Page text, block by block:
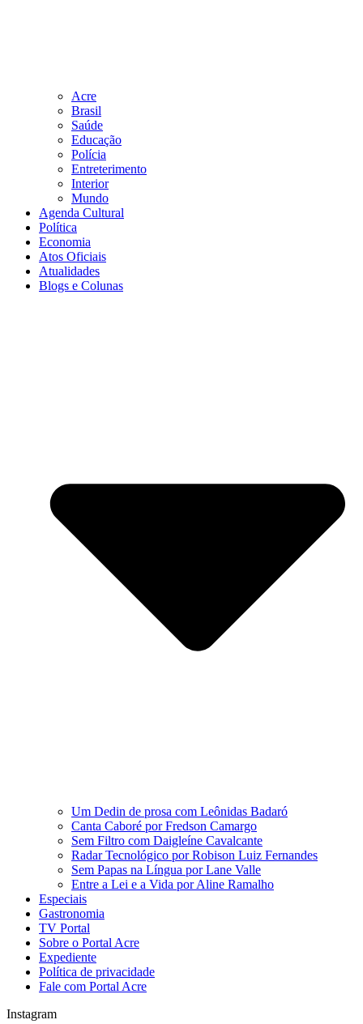
Acre
Brasil
Saúde
Educação
Polícia
Entreterimento
Interior
Mundo
Agenda Cultural
Política
Economia
Atos Oficiais
Atualidades
Blogs e Colunas
Um Dedin de prosa com Leônidas Badaró
Canta Caboré por Fredson Camargo
Sem Filtro com Daigleíne Cavalcante
Radar Tecnológico por Robison Luiz Fernandes
Sem Papas na Língua por Lane Valle
Entre a Lei e a Vida por Aline Ramalho
Especiais
Gastronomia
TV Portal
Sobre o Portal Acre
Expediente
Política de privacidade
Fale com Portal Acre
Instagram